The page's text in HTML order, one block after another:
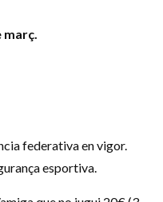
federativa en vigor.
esportiva.